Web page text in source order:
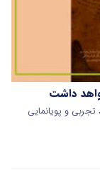
داشت
و پویانمایی